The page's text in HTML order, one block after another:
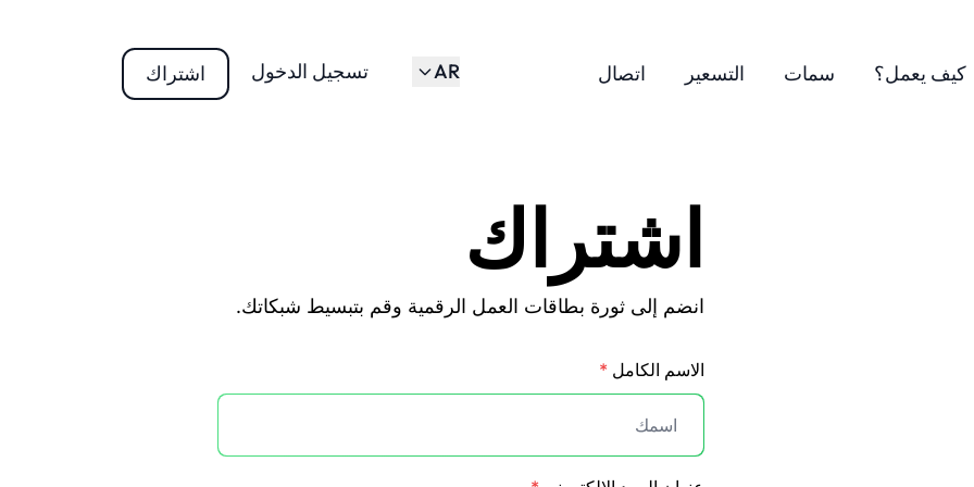
كيف يعمل؟ سمات التسعير اتصال AR تسجيل الدخول اشتراك
اشتراك
انضم إلى ثورة بطاقات العمل الرقمية وقم بتبسيط شبكاتك.
الاسم الكامل *